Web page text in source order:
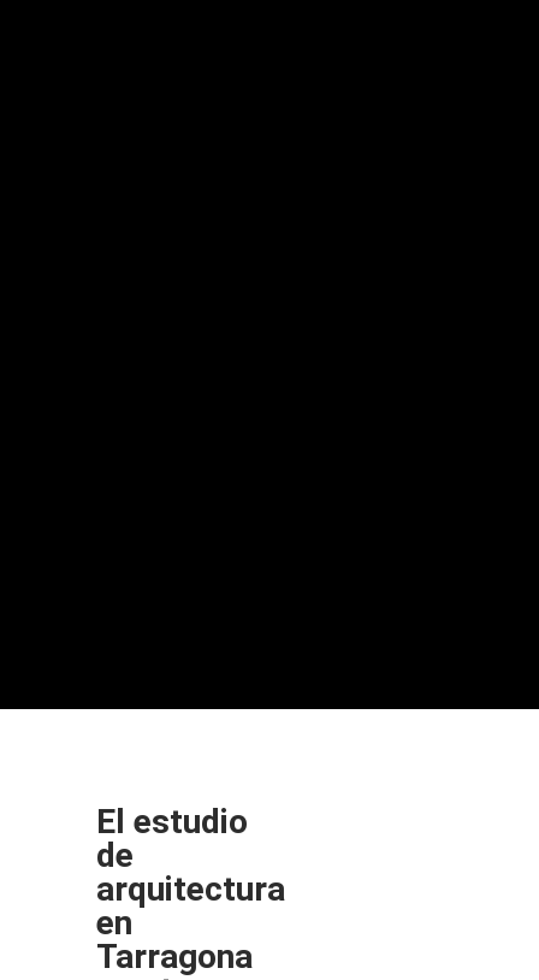
El estudio
de
arquitectura
en
Tarragona